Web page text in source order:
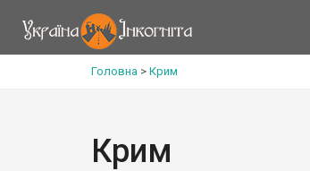
Головна > Крим
Крим